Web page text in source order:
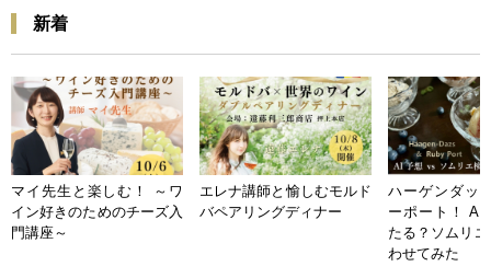
新着
マイ先生と楽しむ！ ～ワ
イン好きのためのチーズ入
門講座～
エレナ講師と愉しむモルド
バペアリングディナー
ハーゲンダッ
ーポート！ AI
たる？ソムリ
わせてみた